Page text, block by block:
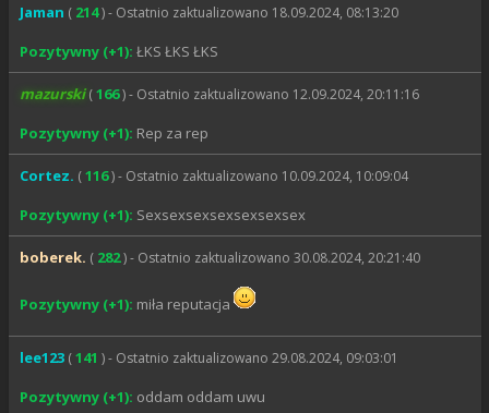
Jaman ( 214 ) - Ostatnio zaktualizowano 18.09.2024, 08:13:20
Pozytywny (+1): ŁKS ŁKS ŁKS
mazurski ( 166 ) - Ostatnio zaktualizowano 12.09.2024, 20:11:16
Pozytywny (+1): Rep za rep
Cortez. ( 116 ) - Ostatnio zaktualizowano 10.09.2024, 10:09:04
Pozytywny (+1): Sexsexsexsexsexsexsex
boberek. ( 282 ) - Ostatnio zaktualizowano 30.08.2024, 20:21:40
Pozytywny (+1): miła reputacja
lee123 ( 141 ) - Ostatnio zaktualizowano 29.08.2024, 09:03:01
Pozytywny (+1): oddam oddam uwu